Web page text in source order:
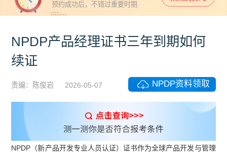
预约成功后，不错过重要时期
NPDP产品经理证书三年到期如何
续证
责编：陈俊岩 2026-05-07 NPDP资料领取
NPDP（新产品开发专业人员认证）证书作为全球产品开发与管理